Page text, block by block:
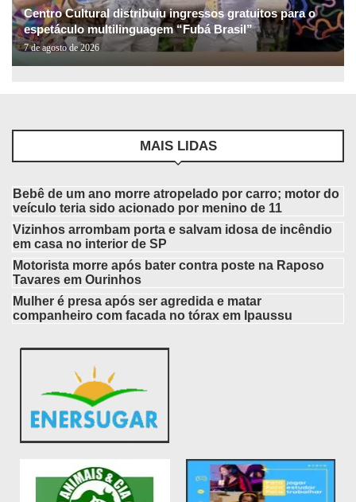
Centro Cultural distribuiu ingressos gratuitos para o
espetáculo multilinguagem “Fubá Brasil”
7 de agosto de 2026
MAIS LIDAS
Bebê de um ano morre atropelado por carro; motor do
veículo teria sido acionado por menino de 11
Vizinhos arrombam porta e salvam idosa de incêndio
em casa no interior de SP
Motorista morre após bater contra poste na Raposo
Tavares em Ourinhos
Mulher é presa após ser agredida e matar
companheiro com facada no tórax em Ipaussu